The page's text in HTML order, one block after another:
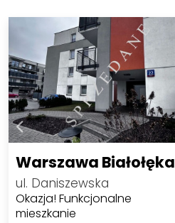
Warszawa Białołęka
ul. Daniszewska
Okazja! Funkcjonalne
mieszkanie